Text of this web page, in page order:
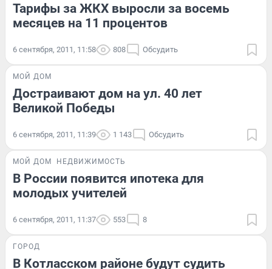
Тарифы за ЖКХ выросли за восемь
месяцев на 11 процентов
6 сентября, 2011, 11:58 808 Обсудить
МОЙ ДОМ
Достраивают дом на ул. 40 лет
Великой Победы
6 сентября, 2011, 11:39 1 143 Обсудить
МОЙ ДОМ НЕДВИЖИМОСТЬ
В России появится ипотека для
молодых учителей
6 сентября, 2011, 11:37 553 8
ГОРОД
В Котласском районе будут судить